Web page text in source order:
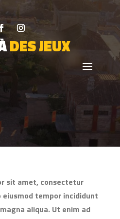
DES JEUX
sit amet, consectetur
tempor incididunt
aliqua. Ut enim ad